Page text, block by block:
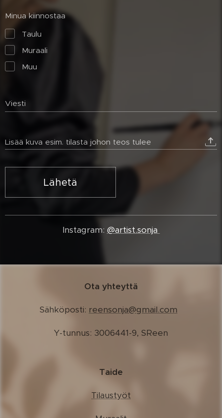
Minua kiinnostaa
Taulu
Muraali
Muu
Viesti
Lisää kuva esim. tilasta johon teos tulee
Lähetä
Instagram: @artist.sonja
Ota yhteyttä
Sähköposti: reensonja@gmail.com
Y-tunnus: 3006441-9, SReen
Taide
Tilaustyöt